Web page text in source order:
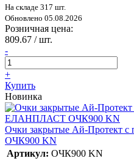
На складе 317 шт.
Обновлено 05.08.2026
Розничная цена:
809.67 / шт.
-
+
Купить
Новинка
Очки закрытые Ай-Протект
ОЧК900 KN
Артикул: ОЧК900 KN